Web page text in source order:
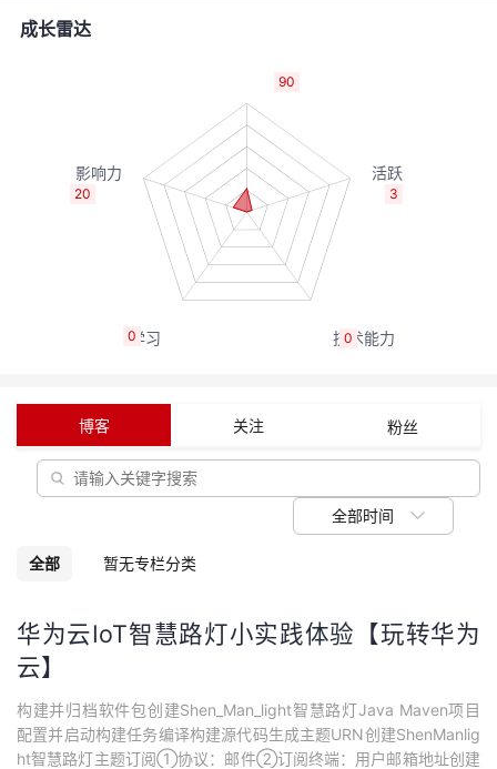
者
动
关
我
的
发
者
学
堂
我
Programs
的
支
持
我
成长雷达
90
3
0
0
20
博客 关注 粉丝
全部时间
全部 暂无专栏分类
华为云IoT智慧路灯小实践体验【玩转华为
云】
构建并归档软件包创建Shen_Man_light智慧路灯Java Maven项目
配置并启动构建任务编译构建源代码生成主题URN创建ShenManlig
ht智慧路灯主题订阅①协议：邮件②订阅终端：用户邮箱地址创建